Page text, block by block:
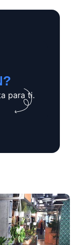
para ti.